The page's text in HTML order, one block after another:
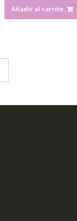
Añadir al carrito